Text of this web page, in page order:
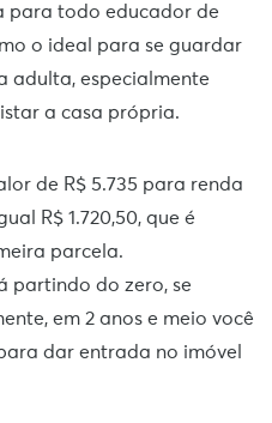
para todo educador de
o ideal para se guardar
adulta, especialmente
a casa própria.
de R$ 5.735 para renda
R$ 1.720,50, que é
parcela.
partindo do zero, se
em 2 anos e meio você
dar entrada no imóvel